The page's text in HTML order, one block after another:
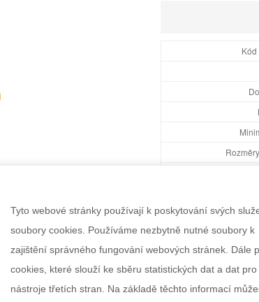
Informace k výrobku
Tyto webové stránky používají k poskytování svých
soubory cookies. Používáme nezbytně nutné soubory k
zajištění správného fungování webových stránek. Dále
cookies, které slouží ke sběru statistických dat a dat pro
nástroje třetích stran. Na základě těchto informací